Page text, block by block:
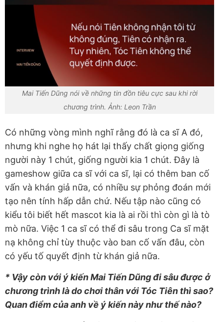
Mai Tiến Dũng nói về những tin đồn tiêu cực sau khi rời
chương trình. Ảnh: Leon Trần
Có những vòng mình nghĩ rằng đó là ca sĩ A đó,
nhưng khi nghe họ hát lại thấy chất giọng giống
người này 1 chút, giống người kia 1 chút. Đây là
gameshow giữa ca sĩ với ca sĩ, lại có thêm ban cố
vấn và khán giả nữa, có nhiều sự phỏng đoán mới
tạo nên tính hấp dẫn chứ. Nếu tập nào cũng có
kiểu tôi biết hết mascot kia là ai rồi thì còn gì là tò
mò nữa. Việc 1 ca sĩ có thể đi sâu trong Ca sĩ mặt
nạ không chỉ tùy thuộc vào ban cố vấn đâu, còn
có yếu tố quyết định từ khán giả nữa.
* Vậy còn với ý kiến Mai Tiến Dũng đi sâu được ở
chương trình là do chơi thân với Tóc Tiên thì sao?
Quan điểm của anh về ý kiến này như thế nào?